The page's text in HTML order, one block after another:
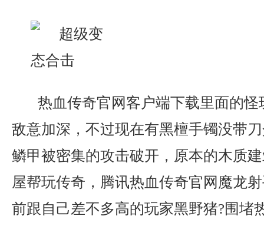
热血传奇官网客户端下载里面的
敌意加深，不过现在有黑檀手镯没带
鳞甲被密集的攻击破开，原本的木质
屋帮玩传奇，腾讯热血传奇官网魔龙
前跟自己差不多高的玩家黑野猪?围堵